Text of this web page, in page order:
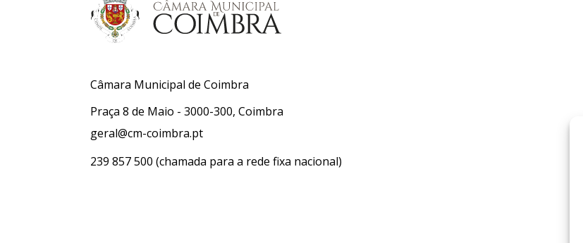
Câmara Municipal de Coimbra
Praça 8 de Maio - 3000-300, Coimbra
geral@cm-coimbra.pt
239 857 500 (chamada para a rede fixa nacional)